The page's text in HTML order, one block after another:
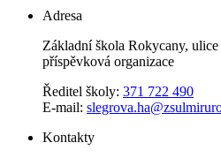
Adresa
Základní škola Rokycany,
příspěvková organizace
Ředitel školy: 371 722 490
E-mail:
Kontakty